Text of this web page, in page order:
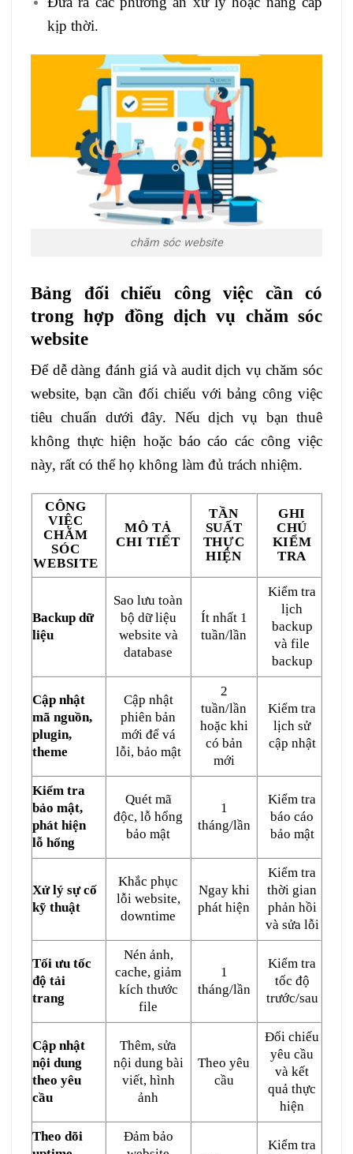
kịp thời.
chăm sóc website
Bảng đối chiếu công việc cần có
trong hợp đồng dịch vụ chăm sóc
website
Để dễ dàng đánh giá và audit dịch vụ chăm sóc
website, bạn cần đối chiếu với bảng công việc
tiêu chuẩn dưới đây. Nếu dịch vụ bạn thuê
không thực hiện hoặc báo cáo các công việc
này, rất có thể họ không làm đủ trách nhiệm.
CÔNG
VIỆC
CHĂM
SÓC
WEBSITE
MÔ TẢ
CHI TIẾT
TẦN
SUẤT
THỰC
HIỆN
GHI
CHÚ
KIỂM
TRA
Backup dữ
liệu
Sao lưu toàn
bộ dữ liệu
website và
database
Ít nhất 1
tuần/lần
Kiểm tra
lịch
backup
và file
backup
Cập nhật
mã nguồn,
plugin,
theme
Cập nhật
phiên bản
mới để vá
lỗi, bảo mật
2
tuần/lần
hoặc khi
có bản
mới
Kiểm tra
lịch sử
cập nhật
Kiểm tra
bảo mật,
phát hiện
lỗ hổng
Quét mã
độc, lỗ hổng
bảo mật
1
tháng/lần
Kiểm tra
báo cáo
bảo mật
Xử lý sự cố
kỹ thuật
Khắc phục
lỗi website,
downtime
Ngay khi
phát hiện
Kiểm tra
thời gian
phản hồi
và sửa lỗi
Tối ưu tốc
độ tải
trang
Nén ảnh,
cache, giảm
kích thước
file
1
tháng/lần
Kiểm tra
tốc độ
trước/sau
Cập nhật
nội dung
theo yêu
cầu
Thêm, sửa
nội dung bài
viết, hình
ảnh
Theo yêu
cầu
Đối chiếu
yêu cầu
và kết
quả thực
hiện
Theo dõi
Đảm bảo
Kiểm tra